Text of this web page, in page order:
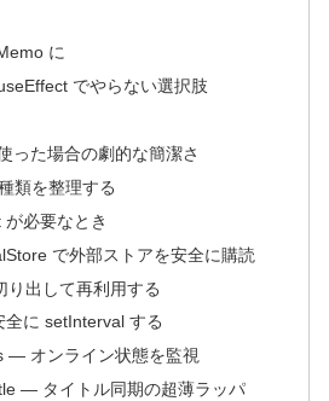
に
でやらない選択肢
った場合の劇的な簡潔さ
類を整理する
必要なとき
で外部ストアを安全に購読
り出して再利用する
に setInterval する
— オンライン状態を監視
— タイトル同期の超薄ラッパ